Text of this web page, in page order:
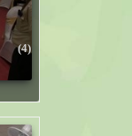
(4)